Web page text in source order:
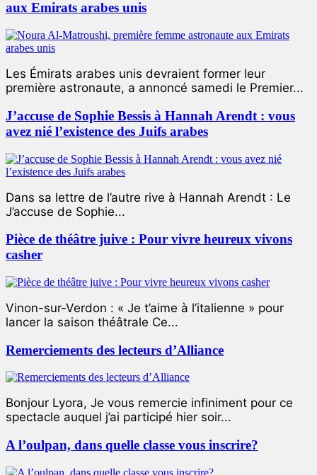
aux Emirats arabes unis
Les Émirats arabes unis devraient former leur
première astronaute, a annoncé samedi le Premier...
J’accuse de Sophie Bessis à Hannah Arendt : vous
avez nié l’existence des Juifs arabes
Dans sa lettre de l’autre rive à Hannah Arendt : Le
J’accuse de Sophie...
Pièce de théâtre juive : Pour vivre heureux vivons
casher
Vinon-sur-Verdon : « Je t’aime à l’italienne » pour
lancer la saison théâtrale Ce...
Remerciements des lecteurs d’Alliance
Bonjour Lyora, Je vous remercie infiniment pour ce
spectacle auquel j’ai participé hier soir...
A l’oulpan, dans quelle classe vous inscrire?